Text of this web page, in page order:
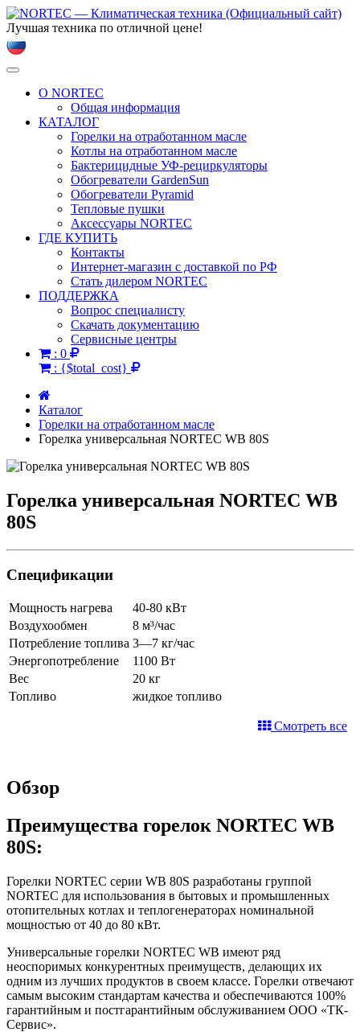
Лучшая техника по отличной цене!
Toggle
navigationО NORTEC
Общая информация
КАТАЛОГ
Горелки на отработанном масле
Котлы на отработанном масле
Бактерицидные УФ-рециркуляторы
Обогреватели GardenSun
Обогреватели Pyramid
Тепловые пушки
Аксессуары NORTEC
ГДЕ КУПИТЬ
Контакты
Интернет-магазин с доставкой по РФ
Стать дилером NORTEC
ПОДДЕРЖКА
Вопрос специалисту
Скачать документацию
Сервисные центры
: 0
: {$total_cost}
Каталог
Горелки на отработанном масле
Горелка универсальная NORTEC WB 80S
Горелка универсальная NORTEC WB
80S
Спецификации
Мощность нагрева
40-80 кВт
Воздухообмен
8 м³/час
Потребление топлива 3—7 кг/час
Энергопотребление
1100 Вт
Вес
20 кг
Топливо
жидкое топливо
Смотреть все
Обзор
Преимущества горелок NORTEC WB
80S:
Горелки NORTEC серии WB 80S разработаны группой
NORTEC для использования в бытовых и промышленных
отопительных котлах и теплогенераторах номинальной
мощностью от 40 до 80 кВт.
Универсальные горелки NORTEC WB имеют ряд
неоспоримых конкурентных преимуществ, делающих их
одним из лучших продуктов в своем классе. Горелки отвечают
самым высоким стандартам качества и обеспечиваются 100%
гарантийным и постгарантийным обслуживанием ООО «ТК-
Сервис».